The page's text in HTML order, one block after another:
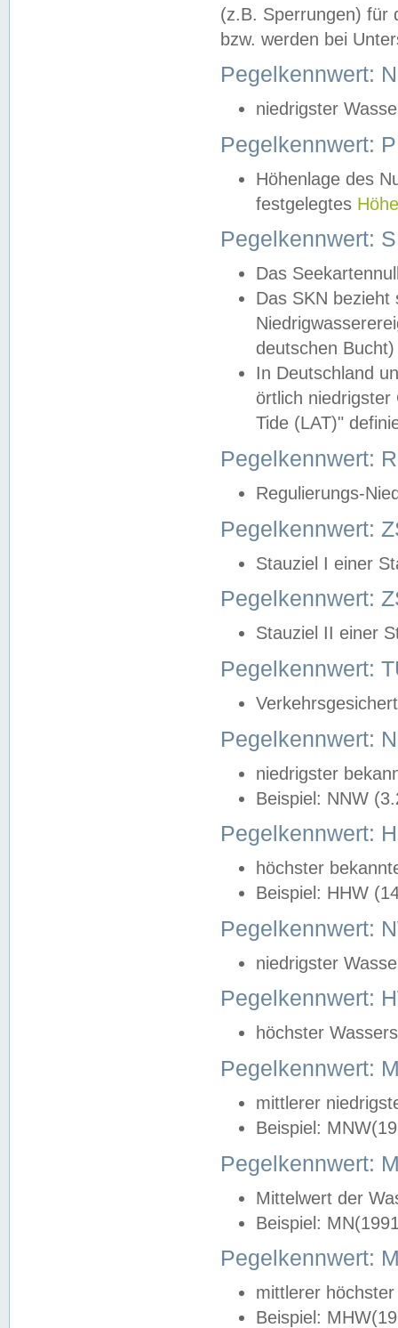
(z.B. Sperrungen) für
bzw. werden bei
Pegelkennwert:
niedrigster
Pegelkennwert:
Höhenlage des
festgelegtes
Pegelkennwert:
Das
Das SKN
deutschen
In Deutschland
örtlich
Tide (LAT)"
Pegelkennwert:
Regulierungs-
Pegelkennwert:
Stauziel I einer
Pegelkennwert:
Stauziel II einer
Pegelkennwert:
Pegelkennwert:
niedrigster
Beispiel: NNW
Pegelkennwert:
höchster
Beispiel: HHW
Pegelkennwert:
niedrigster
Pegelkennwert:
höchster
Pegelkennwert:
mittlerer
Beispiel:
Pegelkennwert:
Mittelwert der
Beispiel:
Pegelkennwert:
mittlerer
Beispiel: